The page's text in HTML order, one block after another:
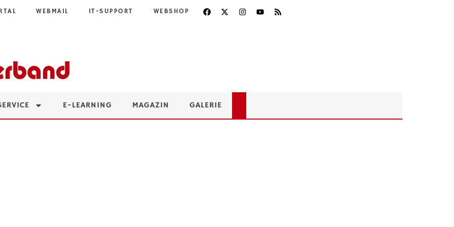
WEBMAIL IT-SUPPORT WEBSHOP
E-LEARNING MAGAZIN GALERIE